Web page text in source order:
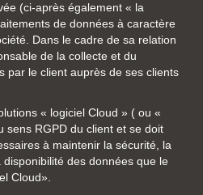
(ci-après également « la
de données à caractère
Dans le cadre de sa relation
de la collecte et du
par le client auprès de ses clients
« logiciel Cloud » ( ou «
sens RGPD du client et se doit
à maintenir la sécurité, la
des données que le
Cloud».